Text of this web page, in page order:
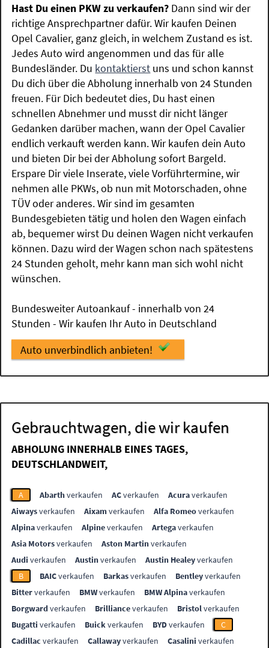
Hast Du einen PKW zu verkaufen? Dann sind wir der
richtige Ansprechpartner dafür. Wir kaufen Deinen
Opel Cavalier, ganz gleich, in welchem Zustand es ist.
Jedes Auto wird angenommen und das für alle
Bundesländer. Du kontaktierst uns und schon kannst
Du dich über die Abholung innerhalb von 24 Stunden
freuen. Für Dich bedeutet dies, Du hast einen
schnellen Abnehmer und musst dir nicht länger
Gedanken darüber machen, wann der Opel Cavalier
endlich verkauft werden kann. Wir kaufen dein Auto
und bieten Dir bei der Abholung sofort Bargeld.
Erspare Dir viele Inserate, viele Vorführtermine, wir
nehmen alle PKWs, ob nun mit Motorschaden, ohne
TÜV oder anderes. Wir sind im gesamten
Bundesgebieten tätig und holen den Wagen einfach
ab, bequemer wirst Du deinen Wagen nicht verkaufen
können. Dazu wird der Wagen schon nach spätestens
24 Stunden geholt, mehr kann man sich wohl nicht
wünschen.
Bundesweiter Autoankauf - innerhalb von 24
Stunden - Wir kaufen Ihr Auto in Deutschland
Auto unverbindlich anbieten!
Gebrauchtwagen, die wir kaufen
ABHOLUNG INNERHALB EINES TAGES,
DEUTSCHLANDWEIT,
A Abarthverkaufen ACverkaufen Acuraverkaufen
Aiwaysverkaufen Aixamverkaufen Alfa Romeoverkaufen
Alpinaverkaufen Alpineverkaufen Artegaverkaufen
Asia Motorsverkaufen Aston Martinverkaufen
Audi verkaufen Austinverkaufen Austin Healeyverkaufen
B
BAICverkaufen Barkasverkaufen Bentleyverkaufen
Bitterverkaufen BMWverkaufen BMW Alpinaverkaufen
Borgwardverkaufen Brillianceverkaufen Bristolverkaufen
Bugatti verkaufen Buickverkaufen BYDverkaufen
C
Cadillac verkaufen Callawayverkaufen Casalini verkaufen